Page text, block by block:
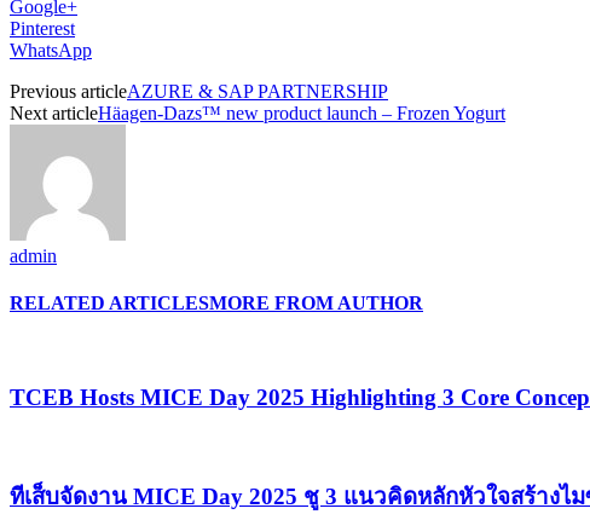
Google+
Pinterest
WhatsApp
Previous articleAZURE & SAP PARTNERSHIP
Next articleHäagen-Dazs™ new product launch – Frozen Yogurt
admin
RELATED ARTICLESMORE FROM AUTHOR
TCEB Hosts MICE Day 2025 Highlighting 3 Core
ทีเส็บจัดงาน MICE Day 2025 ชู 3 แนวคิดหลักหัวใจสร้างไ